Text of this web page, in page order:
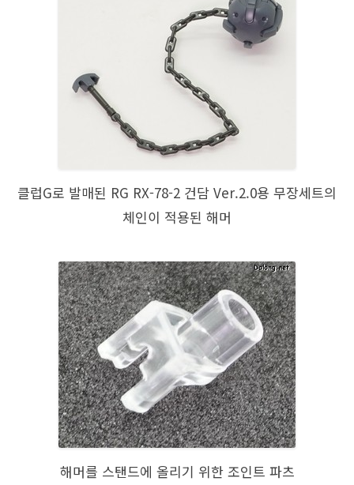
클럽G로 발매된 RG RX-78-2 건담 Ver.2.0용 무장세트의
체인이 적용된 해머
해머를 스탠드에 올리기 위한 조인트 파츠